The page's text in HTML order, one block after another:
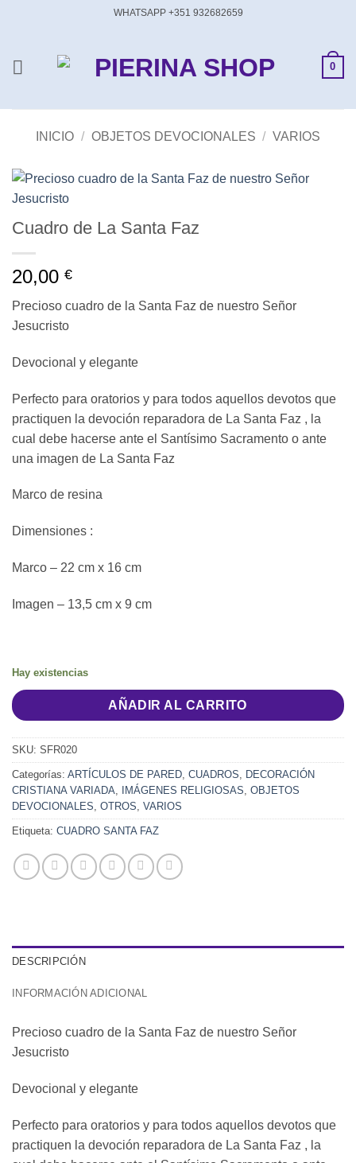
WHATSAPP +351 932682659
0
INICIO / OBJETOS DEVOCIONALES / VARIOS
Cuadro de La Santa Faz
20,00 €
Precioso cuadro de la Santa Faz de nuestro Señor
Jesucristo
Devocional y elegante
Perfecto para oratorios y para todos aquellos devotos que
practiquen la devoción reparadora de La Santa Faz , la
cual debe hacerse ante el Santísimo Sacramento o ante
una imagen de La Santa Faz
Marco de resina
Dimensiones :
Marco – 22 cm x 16 cm
Imagen – 13,5 cm x 9 cm
Hay existencias
AÑADIR AL CARRITO
SKU: SFR020
Categorías: ARTÍCULOS DE PARED CUADROS
DECORACIÓN
CRISTIANA VARIADA
IMÁGENES RELIGIOSAS OBJETOS
DEVOCIONALES OTROS VARIOS
Etiqueta: CUADRO SANTA FAZ
DESCRIPCIÓN
INFORMACIÓN ADICIONAL
Precioso cuadro de la Santa Faz de nuestro Señor
Jesucristo
Devocional y elegante
Perfecto para oratorios y para todos aquellos devotos que
practiquen la devoción reparadora de La Santa Faz , la